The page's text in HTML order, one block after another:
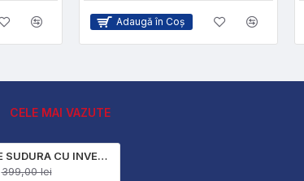
Adaugă în Coş
CELE MAI VAZUTE
APARAT DE SUDURA CU INVERTOR ELECTRIC 400A STAHLMAYER LCD DISPLAY new 2025
399,00 lei